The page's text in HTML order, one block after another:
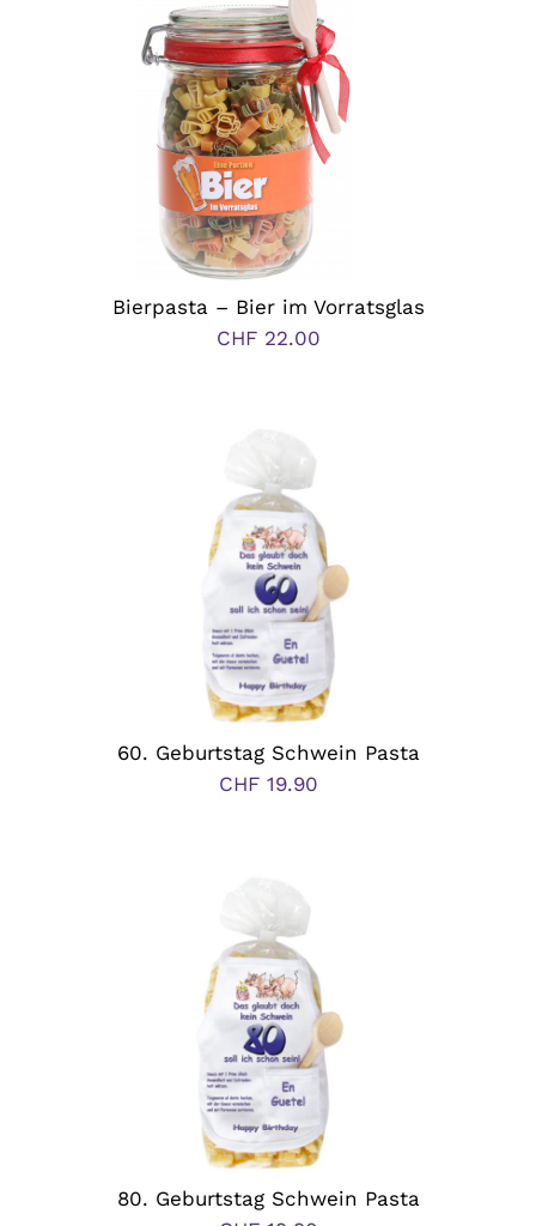
Bierpasta – Bier im Vorratsglas
CHF22.00
60. Geburtstag Schwein Pasta
CHF19.90
80. Geburtstag Schwein Pasta